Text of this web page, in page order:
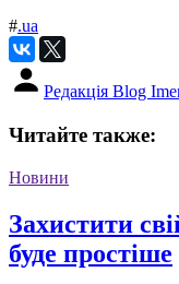
#.ua
Редакція Blog
Читайте также:
Новини
Захистити
буде простіше